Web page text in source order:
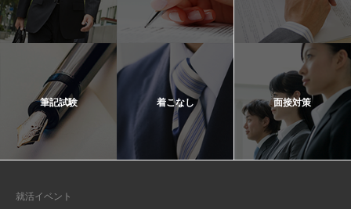
筆記試験 着こなし 面接対策
就活イベント